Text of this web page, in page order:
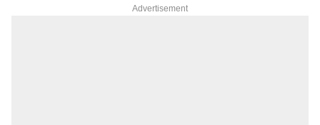
Advertisement